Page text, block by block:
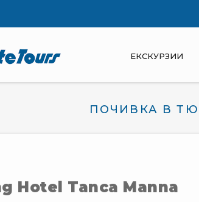
ЕКСКУРЗИИ
ПОЧИВКА В
Hotel Tanca Manna